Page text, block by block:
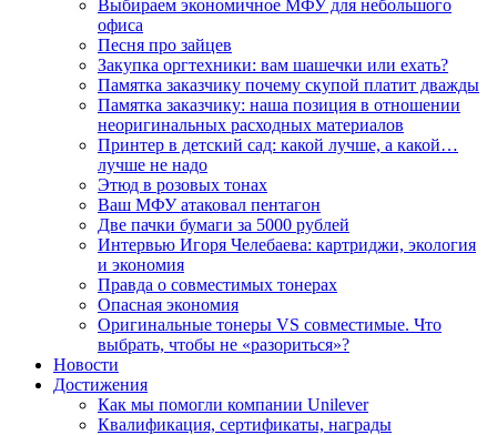
Выбираем экономичное МФУ для небольшого
офиса
Песня про зайцев
Закупка оргтехники: вам шашечки или ехать?
Памятка заказчику почему скупой платит дважды
Памятка заказчику: наша позиция в отношении
неоригинальных расходных материалов
Принтер в детский сад: какой лучше, а какой…
лучше не надо
Этюд в розовых тонах
Ваш МФУ атаковал пентагон
Две пачки бумаги за 5000 рублей
Интервью Игоря Челебаева: картриджи, экология
и экономия
Правда о совместимых тонерах
Опасная экономия
Оригинальные тонеры VS совместимые. Что
выбрать, чтобы не «разориться»?
Новости
Достижения
Как мы помогли компании Unilever
Квалификация, сертификаты, награды